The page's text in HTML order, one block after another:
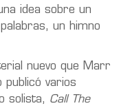
idea sobre un
un himno
nuevo que Marr
varios
solista, Call The